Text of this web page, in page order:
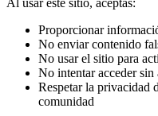
Al usar este sitio, aceptas:
Proporcionar
No enviar contenido
No usar el sitio para
No intentar acceder sin
Respetar la privacidad
comunidad